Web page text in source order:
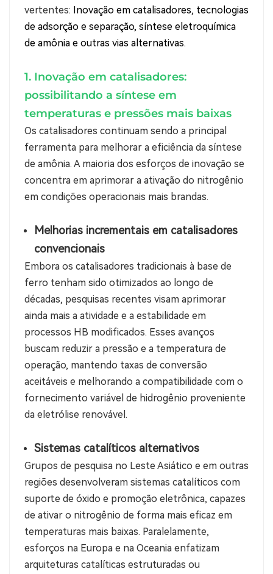
vertentes: Inovação em catalisadores, tecnologias
de adsorção e separação, síntese eletroquímica
de amônia e outras vias alternativas.
1. Inovação em catalisadores:
possibilitando a síntese em
temperaturas e pressões mais baixas
Os catalisadores continuam sendo a principal
ferramenta para melhorar a eficiência da síntese
de amônia. A maioria dos esforços de inovação se
concentra em aprimorar a ativação do nitrogênio
em condições operacionais mais brandas.
Melhorias incrementais em catalisadores
convencionais
Embora os catalisadores tradicionais à base de
ferro tenham sido otimizados ao longo de
décadas, pesquisas recentes visam aprimorar
ainda mais a atividade e a estabilidade em
processos HB modificados. Esses avanços
buscam reduzir a pressão e a temperatura de
operação, mantendo taxas de conversão
aceitáveis ​​e melhorando a compatibilidade com o
fornecimento variável de hidrogênio proveniente
da eletrólise renovável.
Sistemas catalíticos alternativos
Grupos de pesquisa no Leste Asiático e em outras
regiões desenvolveram sistemas catalíticos com
suporte de óxido e promoção eletrônica, capazes
de ativar o nitrogênio de forma mais eficaz em
temperaturas mais baixas. Paralelamente,
esforços na Europa e na Oceania enfatizam
arquiteturas catalíticas estruturadas ou